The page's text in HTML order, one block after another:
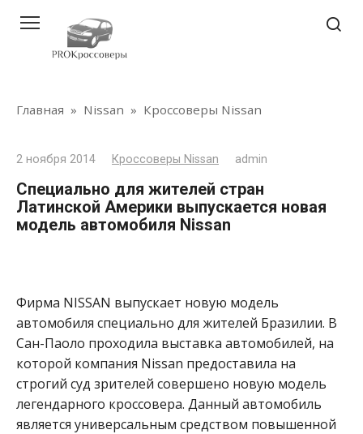
контенту
Главная » Nissan » Кроссоверы Nissan
2 ноября 2014 Кроссоверы Nissan admin
Специально для жителей стран
Латинской Америки выпускается новая
модель автомобиля Nissan
Фирма NISSAN выпускает новую модель
автомобиля специально для жителей Бразилии. В
Сан-Паоло проходила выставка автомобилей, на
которой компания Nissan предоставила на
строгий суд зрителей совершено новую модель
легендарного кроссовера. Данный автомобиль
является универсальным средством повышенной